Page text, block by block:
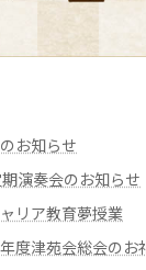
お知らせ
演奏会のお知らせ
リア教育夢授業
度津苑会総会のお